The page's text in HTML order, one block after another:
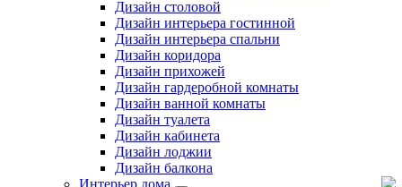
Дизайн столовой
Дизайн интерьера гостинной
Дизайн интерьера спальни
Дизайн коридора
Дизайн прихожей
Дизайн гардеробной комнаты
Дизайн ванной комнаты
Дизайн туалета
Дизайн кабинета
Дизайн лоджии
Дизайн балкона
Интерьер дома